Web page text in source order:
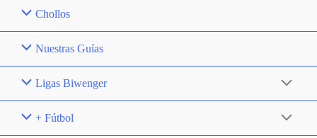
Chollos
Nuestras Guías
Ligas Biwenger
+ Fútbol